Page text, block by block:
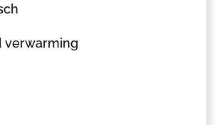
verwarming